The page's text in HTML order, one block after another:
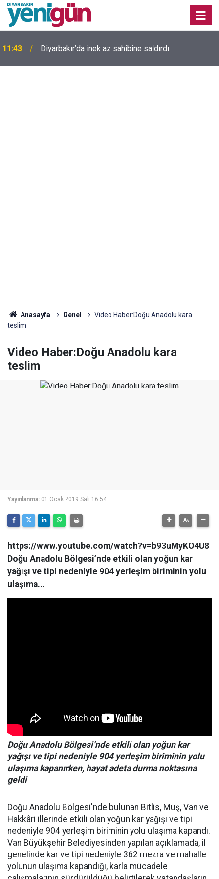
11:43 Diyarbakır’da inek az sahibine saldırdı
17:35
yaşamını yitirdi
Anasayfa Genel
Video Haber:Doğu Anadolu kara
teslim
Video Haber:Doğu Anadolu kara
teslim
Yayınlanma: 01 Ocak 2019 Salı 16:54
https://www.youtube.com/watch?v=b93uMyKO4U8
Doğu Anadolu Bölgesi’nde etkili olan yoğun kar
yağışı ve tipi nedeniyle 904 yerleşim biriminin yolu
ulaşıma...
Doğu Anadolu Bölgesi’nde etkili olan yoğun kar
yağışı ve tipi nedeniyle 904 yerleşim biriminin yolu
ulaşıma kapanırken, hayat adeta durma noktasına
geldi
Doğu Anadolu Bölgesi'nde bulunan Bitlis, Muş, Van ve
Hakkâri illerinde etkili olan yoğun kar yağışı ve tipi
nedeniyle 904 yerleşim biriminin yolu ulaşıma kapandı.
Van Büyükşehir Belediyesinden yapılan açıklamada, il
genelinde kar ve tipi nedeniyle 362 mezra ve mahalle
yolunun ulaşıma kapandığı, karla mücadele